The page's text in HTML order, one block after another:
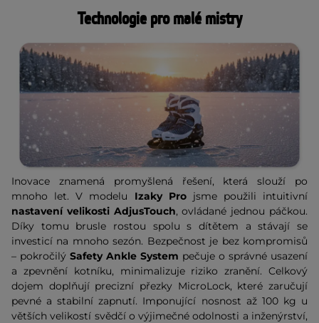
Technologie pro malé mistry
Inovace znamená promyšlená řešení, která slouží po
mnoho let. V modelu Izaky Projsme použili intuitivní
nastavení velikosti AdjusTouch, ovládané jednou páčkou.
Díky tomu brusle rostou spolu s dítětem a stávají se
investicí na mnoho sezón. Bezpečnost je bez kompromisů
– pokročilý Safety Ankle System pečuje o správné usazení
a zpevnění kotníku, minimalizuje riziko zranění. Celkový
dojem doplňují precizní přezky MicroLock, které zaručují
pevné a stabilní zapnutí. Imponující nosnost až 100 kg u
větších velikostí svědčí o výjimečné odolnosti a inženýrství,